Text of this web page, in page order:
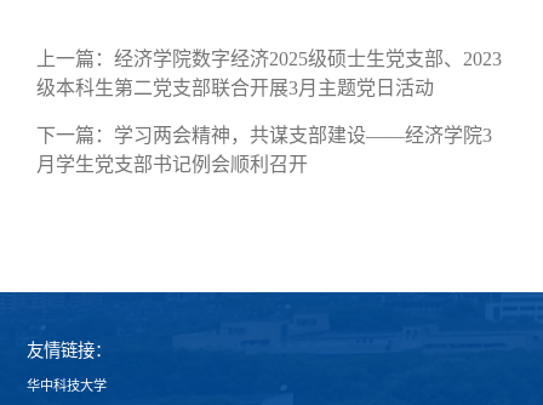
上一篇：经济学院数字经济2025级硕士生党支部、2023
级本科生第二党支部联合开展3月主题党日活动
下一篇： 学习两会精神，共谋支部建设——经济学院3
月学生党支部书记例会顺利召开
友情链接：
华中科技大学